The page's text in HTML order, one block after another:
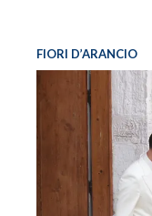
FIORI D’ARANCIO